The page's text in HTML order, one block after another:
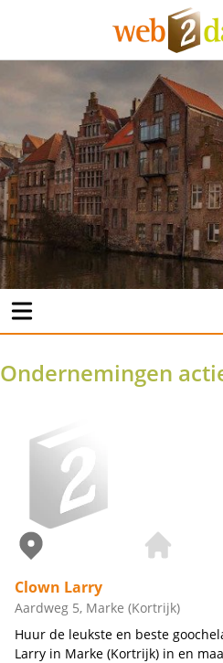
Ondernemingen
Clown Larry
Aardweg 5, Marke (Kortrijk)
Huur de leukste en beste
Larry in Marke (Kortrijk) in en